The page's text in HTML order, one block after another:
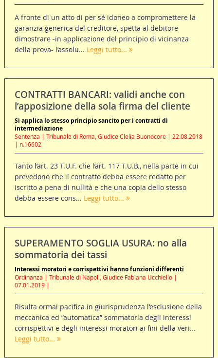
A fronte di un atto di per sé idoneo a compromettere la
garanzia generica del creditore, spetta al debitore
dimostrare -in applicazione del principio di vicinanza
della prova- l’assolu... Leggi tutto...
CONTRATTI BANCARI: validi anche con
l’apposizione della sola firma del cliente
Si applica lo stesso principio sancito per i contratti di
intermediazione
Sentenza | Tribunale di Roma, Giudice Clelia Buonocore | 22.08.2018
| n.16602
Tanto l’art. 23 T.U.F. che l’art. 117 T.U.B., nella parte in cui
prevedono che il contratto debba essere redatto per
iscritto a pena di nullità e che una copia dello stesso
debba essere cons... Leggi tutto...
SUPERAMENTO SOGLIA USURA: no alla
sommatoria dei tassi
Interessi moratori e corrispettivi hanno funzioni differenti
Ordinanza | Tribunale di Napoli, Giudice Fabiana Ucchiello |
07.01.2019 |
Risulta ormai pacifica in giurisprudenza l’esclusione della
meccanica ed “automatica” sommatoria degli interessi
corrispettivi e degli interessi moratori ai fini della veri...
Leggi tutto...